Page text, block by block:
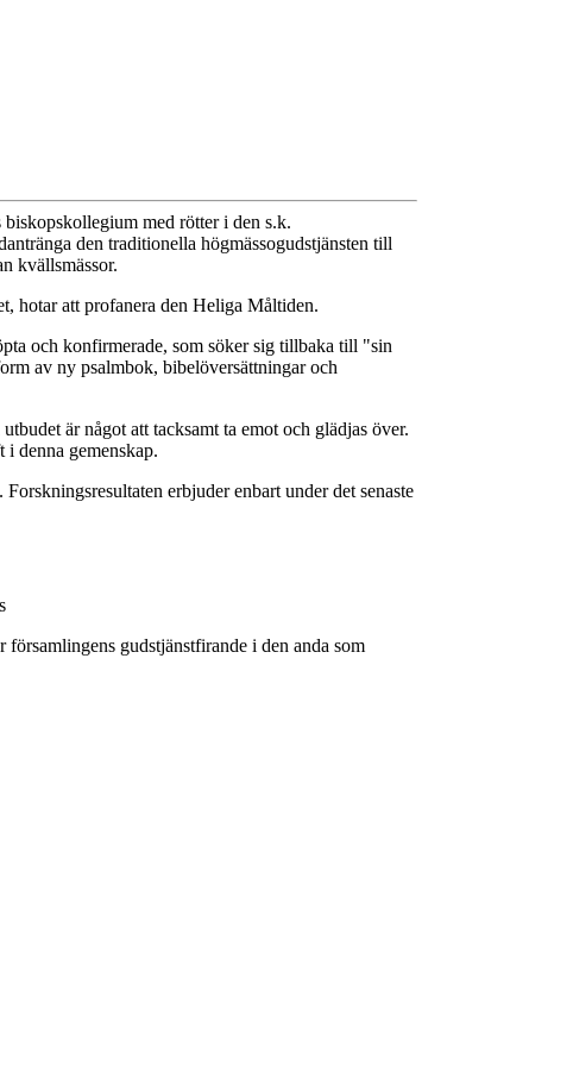
med rötter i den s.k.
den traditionella högmässogudstjänsten till
kvällsmässor.
hotar att profanera den Heliga Måltiden.
och konfirmerade, som söker sig tillbaka till "sin
av ny psalmbok, bibelöversättningar och
är något att tacksamt ta emot och glädjas över.
denna gemenskap.
erbjuder enbart under det senaste
gudstjänstfirande i den anda som